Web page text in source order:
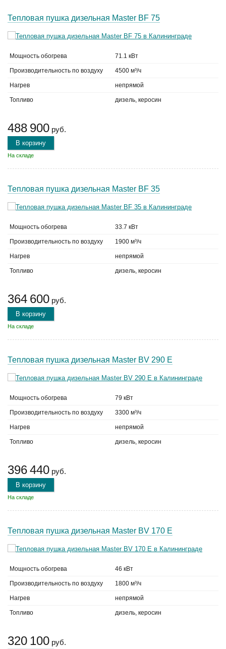
Тепловая пушка дизельная Master BF 75
Мощность обогрева 71.1 кВт
Производительность по воздуху 4500 м³/ч
Нагрев непрямой
Топливо дизель, керосин
488 900 руб.
В корзину
На складе
Тепловая пушка дизельная Master BF 35
Мощность обогрева 33.7 кВт
Производительность по воздуху 1900 м³/ч
Нагрев непрямой
Топливо дизель, керосин
364 600 руб.
В корзину
На складе
Тепловая пушка дизельная Master BV 290 E
Мощность обогрева 79 кВт
Производительность по воздуху 3300 м³/ч
Нагрев непрямой
Топливо дизель, керосин
396 440 руб.
В корзину
На складе
Тепловая пушка дизельная Master BV 170 E
Мощность обогрева 46 кВт
Производительность по воздуху 1800 м³/ч
Нагрев непрямой
Топливо дизель, керосин
320 100 руб.